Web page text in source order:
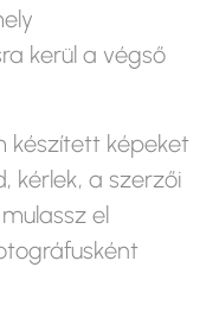
kerül a végső
készített képeket
kérlek, a szerzői
el